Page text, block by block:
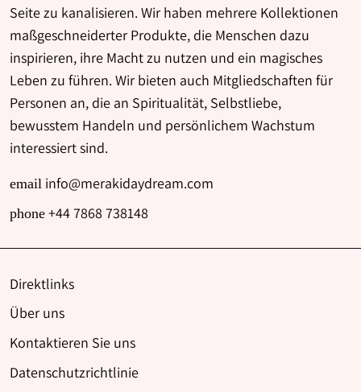
Seite zu kanalisieren. Wir haben mehrere Kollektionen
maßgeschneiderter Produkte, die Menschen dazu
inspirieren, ihre Macht zu nutzen und ein magisches
Leben zu führen. Wir bieten auch Mitgliedschaften für
Personen an, die an Spiritualität, Selbstliebe,
bewusstem Handeln und persönlichem Wachstum
interessiert sind.
email info@merakidaydream.com
phone +44 7868 738148
Direktlinks
Über uns
Kontaktieren Sie uns
Datenschutzrichtlinie